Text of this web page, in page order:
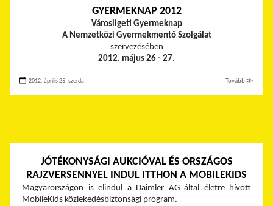
GYERMEKNAP 2012
Városligeti Gyermeknap
A Nemzetközi Gyermekmentő Szolgálat
szervezésében
2012. május 26 - 27.
2012. április 25. szerda Tovább ≫
JÓTÉKONYSÁGI AUKCIÓVAL ÉS ORSZÁGOS
RAJZVERSENNYEL INDUL ITTHON A MOBILEKIDS
Magyarországon is elindul a Daimler AG által életre hívott
MobileKids közlekedésbiztonsági program.